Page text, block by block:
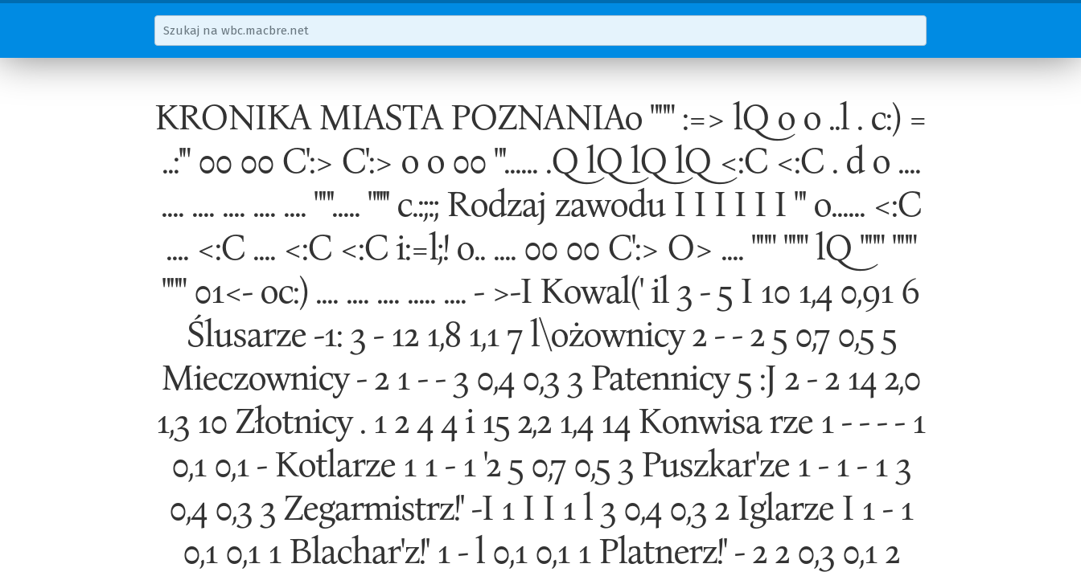
KRONIKA MIASTA POZNANIAo """ :=> lQ o o ..l . c:) =
..:'" 00 00 C':> C':> o o 00 "'...... .Q lQ lQ lQ <:C <:C . d o ....
.... .... .... .... .... ""'..... "'''' c.:;:; Rodzaj zawodu I I I I I I "' o...... <:C
.... <:C .... <:C <:C i:=l;! o.. .... 00 00 C':> O> .... """ """ lQ """ """
""" 01<- oc:) .... .... .... ..... .... - >-I Kowal(' il 3 - 5 I 10 1,4 0,91 6
Ślusarze -1: 3 - 12 1,8 1,1 7 l\ożownicy 2 - - 2 5 0,7 0,5 5
Mieczownicy - 2 1 - - 3 0,4 0,3 3 Patennicy 5 :J 2 - 2 14 2,0
1,3 10 Złotnicy . 1 2 4 4 i 15 2,2 1,4 14 Konwisa rze 1 - - - - 1
0,1 0,1 - Kotlarze 1 1 - 1 '2 5 0,7 0,5 3 Puszkar'ze 1 - 1 - 1 3
0,4 0,3 3 Zegarmistrz!' -I 1 I I 1 l 3 0,4 0,3 2 Iglarze I 1 - 1
0,1 0,1 1 Blachar'z!' 1 - l 0,1 0,1 1 Platnerz!' - 2 2 0,3 0,1 2